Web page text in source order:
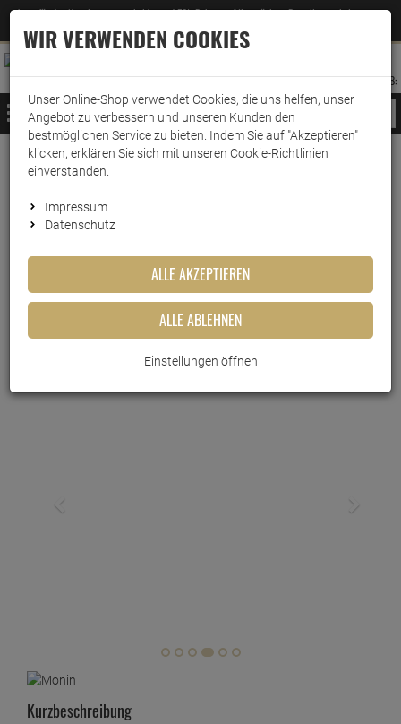
Jetzt für den Newsletter entscheiden und 5% Rabatt auf Ihre nächste Bestellung erhalten
–Zum Newsletter
ANMELDEN
AUFKLAPPEN
MERKZETTEL
WARENKORB:
MENÜ
Weiter einkaufen www.wark24.de Lebensmittel Sirup Monin Sirup
Monin Sirup Schwarze Johannisbeere 250 ml
Monin Sirup Schwarze
Johannisbeere 250 ml
Artikel-Nummer:10011005
Kurzbeschreibung
WIR VERWENDEN COOKIES
Unser Online-Shop verwendet Cookies, die uns helfen, unser
Angebot zu verbessern und unseren Kunden den
bestmöglichen Service zu bieten. Indem Sie auf "Akzeptieren"
klicken, erklären Sie sich mit unseren Cookie-Richtlinien
einverstanden.
Impressum
Datenschutz
ALLE AKZEPTIEREN
ALLE ABLEHNEN
Einstellungen öffnen